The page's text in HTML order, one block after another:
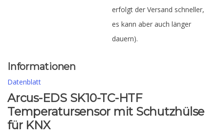
erfolgt der Versand schneller,
es kann aber auch länger
dauern).
Informationen
Datenblatt
Arcus-EDS SK10-TC-HTF
Temperatursensor mit Schutzhülse
für KNX